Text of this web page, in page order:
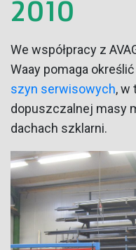
2010
We współpracy z
Waay pomaga
szyn serwisowych, w
dopuszczalnej masy
dachach szklarni.